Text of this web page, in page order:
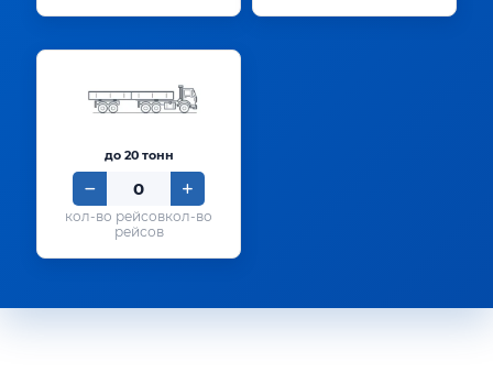
до 20 тонн
кол-во
рейсов